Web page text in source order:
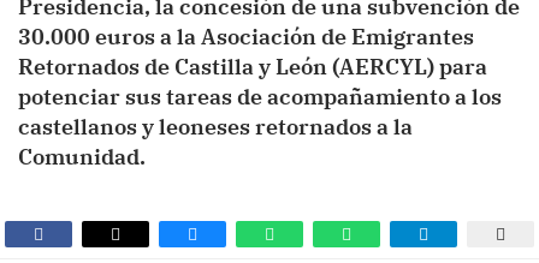
Presidencia, la concesión de una subvención de
30.000 euros a la Asociación de Emigrantes
Retornados de Castilla y León (AERCYL) para
potenciar sus tareas de acompañamiento a los
castellanos y leoneses retornados a la
Comunidad.